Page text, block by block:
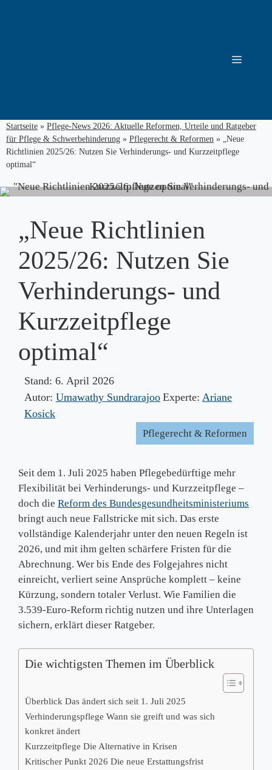
Menü
Startseite » Pflege-News 2026: Aktuelle Reformen, Urteile und Ratgeber
für Pflege & Schwerbehinderung » Pflegerecht & Reformen » „Neue
Richtlinien 2025/26: Nutzen Sie Verhinderungs- und Kurzzeitpflege
optimal“
„Neue Richtlinien
2025/26: Nutzen Sie
Verhinderungs- und
Kurzzeitpflege
optimal“
Stand: 6. April 2026
Autor: Umawathy Sundrarajoo Experte: Ariane
Kosick
Pflegerecht & Reformen
Seit dem 1. Juli 2025 haben Pflegebedürftige mehr
Flexibilität bei Verhinderungs- und Kurzzeitpflege –
doch die Reform des Bundesgesundheitsministeriums
bringt auch neue Fallstricke mit sich. Das erste
vollständige Kalenderjahr unter den neuen Regeln ist
2026, und mit ihm gelten schärfere Fristen für die
Abrechnung. Wer bis Ende des Folgejahres nicht
einreicht, verliert seine Ansprüche komplett – keine
Kürzung, sondern totaler Verlust. Wie Familien die
3.539-Euro-Reform richtig nutzen und ihre Unterlagen
sichern, erklärt dieser Ratgeber.
Die wichtigsten Themen im Überblick
Überblick Das ändert sich seit 1. Juli 2025
Verhinderungspflege Wann sie greift und was sich
konkret ändert
Kurzzeitpflege Die Alternative in Krisen
Kritischer Punkt 2026 Die neue Erstattungsfrist